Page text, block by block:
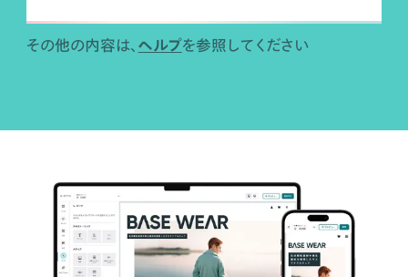
その他の内容は、 ヘルプを参照してください